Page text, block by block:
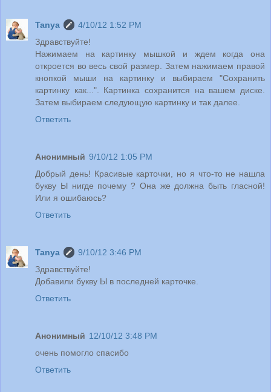
Tanya
4/10/12 1:52 PM
Здравствуйте!
Нажимаем на картинку мышкой и ждем когда она
откроется во весь свой размер. Затем нажимаем правой
кнопкой мыши на картинку и выбираем "Сохранить
картинку как...". Картинка сохранится на вашем диске.
Затем выбираем следующую картинку и так далее.
Ответить
Анонимный 9/10/12 1:05 PM
Добрый день! Красивые карточки, но я что-то не нашла
букву Ы нигде почему ? Она же должна быть гласной!
Или я ошибаюсь?
Ответить
Tanya
9/10/12 3:46 PM
Здравствуйте!
Добавили букву Ы в последней карточке.
Ответить
Анонимный 12/10/12 3:48 PM
очень помогло спасибо
Ответить